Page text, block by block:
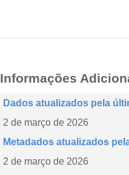
Informações
Dados atualizados pela
2 de março de 2026
Metadados atualizados
2 de março de 2026